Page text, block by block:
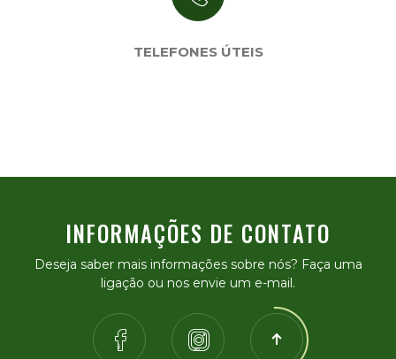
TELEFONES ÚTEIS
INFORMAÇÕES DE CONTATO
Deseja saber mais informações sobre nós? Faça uma
ligação ou nos envie um e-mail.